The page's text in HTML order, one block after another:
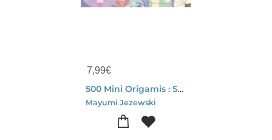
7,99€
500 Mini Origamis : Serenite
Mayumi Jezewski